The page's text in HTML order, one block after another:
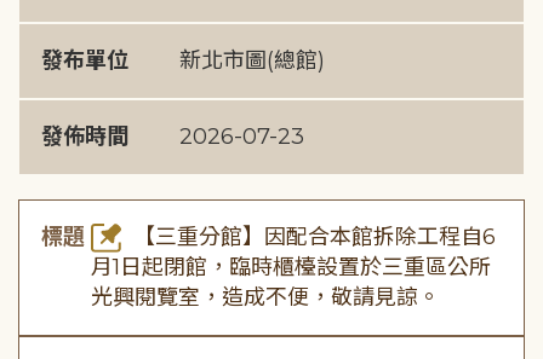
發布單位 新北市圖(總館)
發佈時間 2026-07-23
標題
【三重分館】因配合本館拆除工程自6
月1日起閉館，臨時櫃檯設置於三重區公所
光興閱覽室，造成不便，敬請見諒。